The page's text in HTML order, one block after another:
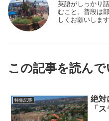
英語がしっかり
むこと。普段は
しくお願いします
この記事を読んで
特集記事
絶対
「